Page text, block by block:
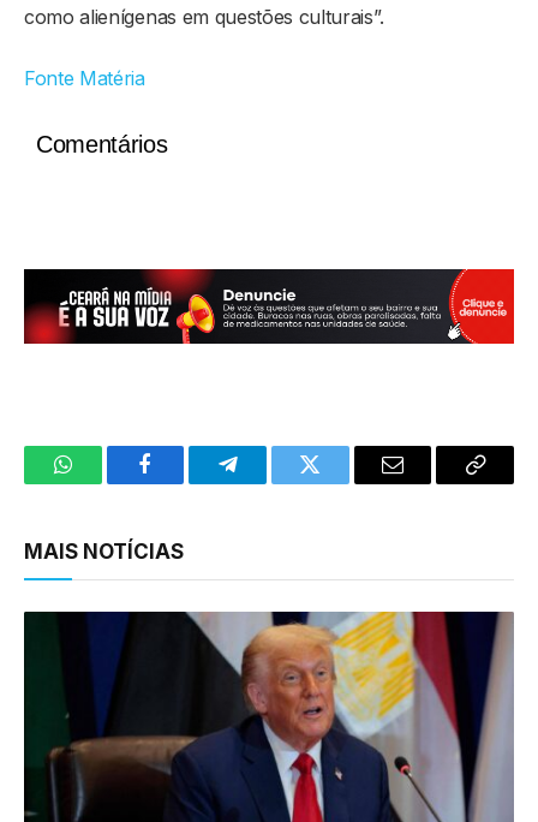
como alienígenas em questões culturais”.
Fonte Matéria
Comentários
WhatsAppFacebookTelegramTwitter Email
Copy
MAIS NOTÍCIAS